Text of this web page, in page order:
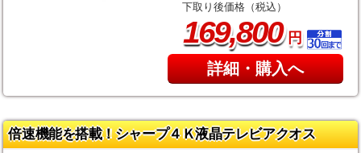
下取り後価格（税込）
169,800円
詳細・購入へ
倍速機能を搭載！シャープ４Ｋ液晶テレビアクオス